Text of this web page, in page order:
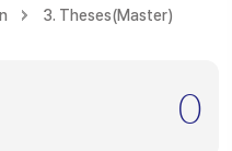
3. Theses(Master)
0